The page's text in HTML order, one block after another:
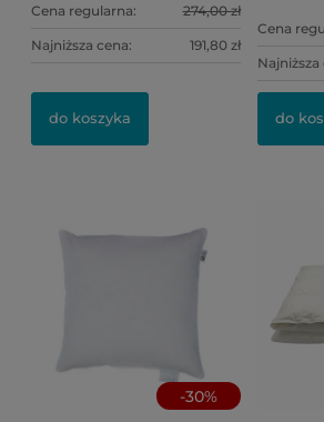
Cena regularna: 274,00 zł
Najniższa cena: 191,80 zł
do koszyka
Cena
Najniższa
do
-30%